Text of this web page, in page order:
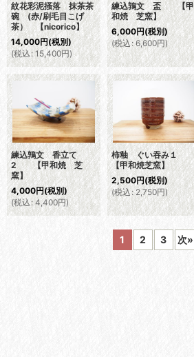
紋花彩泥掻落 抹茶茶
碗 (赤/刷毛目こげ
茶） 【nicorico】
14,000円(税別)
(税込: 15,400円)
練込鶉文 盃 【甲
和焼 芝窯】
6,000円(税別)
(税込: 6,600円)
練込鶉文 香立て
2 【甲和焼 芝
窯】
4,000円(税別)
(税込: 4,400円)
柿釉 ぐい吞み１
【甲和焼芝窯】
2,500円(税別)
(税込: 2,750円)
1 2 3 次»